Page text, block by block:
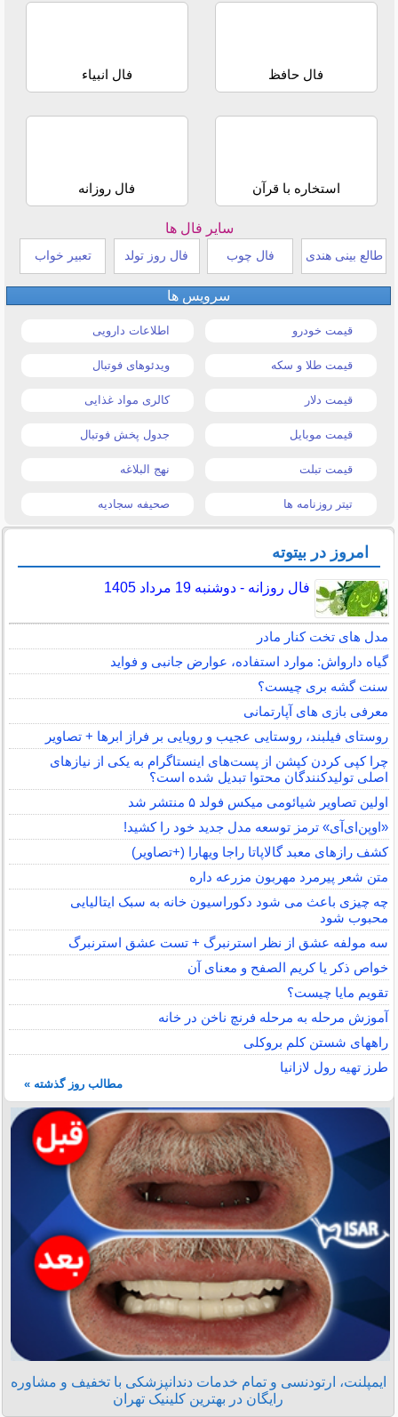
فال حافظ فال انبیاء
استخاره با قرآن فال روزانه
سایر فال ها
طالع بینی هندی فال چوب فال روز تولد تعبیر خواب
سرویس ها
قیمت خودرو اطلاعات دارویی
قیمت طلا و سکه ویدئوهای فوتبال
قیمت دلار کالری مواد غذایی
قیمت موبایل جدول پخش فوتبال
قیمت تبلت نهج البلاغه
تیتر روزنامه ها صحیفه سجادیه
امروز در بیتوته
فال روزانه - دوشنبه 19 مرداد 1405
مدل های تخت کنار مادر
گیاه دارواش: موارد استفاده، عوارض جانبی و فواید
سنت گشه بری چیست؟
معرفی بازی های آپارتمانی
روستای فیلبند، روستایی عجیب و رویایی بر فراز ابرها + تصاویر
چرا کپی کردن کپشن از پست‌های اینستاگرام به یکی از نیازهای
اصلی تولیدکنندگان محتوا تبدیل شده است؟
اولین تصاویر شیائومی میکس فولد ۵ منتشر شد
«اوپن‌ای‌آی» ترمز توسعه مدل جدید خود را کشید!
کشف رازهای معبد گالاپاتا راجا ویهارا (+تصاویر)
متن شعر پیرمرد مهربون مزرعه داره
چه چیزی باعث می شود دکوراسیون خانه به سبک ایتالیایی
محبوب شود
سه مولفه عشق از نظر استرنبرگ + تست عشق استرنبرگ
خواص ذکر یا کریم الصفح و معنای آن
تقویم مایا چیست؟
آموزش مرحله به مرحله فرنچ ناخن در خانه
راههای شستن کلم بروکلی
طرز تهیه رول لازانیا
مطالب روز گذشته »
ایمپلنت، ارتودنسی و تمام خدمات دندانپزشکی با تخفیف و مشاوره
رایگان در بهترین کلینیک تهران